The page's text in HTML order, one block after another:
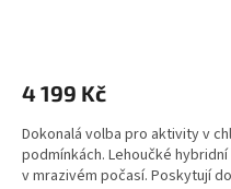
4 199 Kč
Dokonalá volba pro aktivity v
podmínkách. Lehoučké
v mrazivém počasí. Poskytují